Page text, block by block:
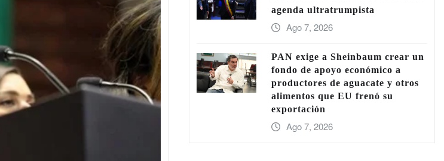
agenda ultratrumpista
Ago 7, 2026
PAN exige a Sheinbaum crear un
fondo de apoyo económico a
productores de aguacate y otros
alimentos que EU frenó su
exportación
Ago 7, 2026